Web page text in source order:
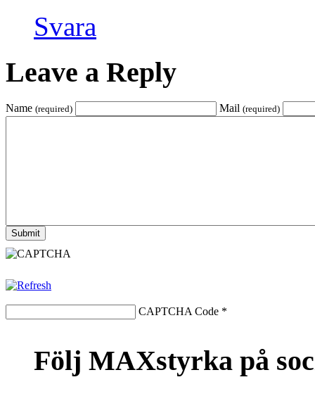
Svara
Leave a Reply
Name (required) Mail (required)
CAPTCHA Code *
Följ MAXstyrka på